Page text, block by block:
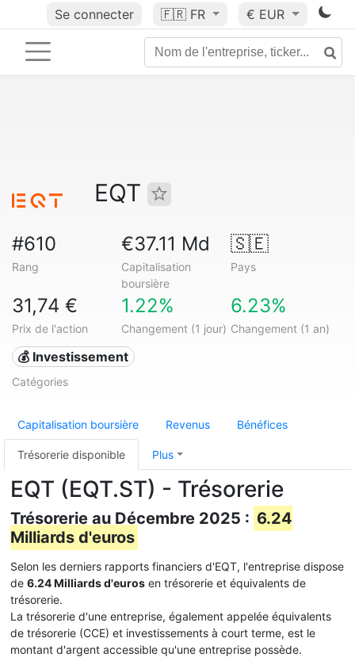
Se connecter 🇫🇷 FR € EUR
EQT
#610
Rang
€37.11 Md
Capitalisation
boursière
🇸🇪
Pays
31,74 €
Prix de l'action
1.22%
Changement (1 jour)
6.23%
Changement (1 an)
💰 Investissement
Catégories
Capitalisation boursière Revenus Bénéfices
Trésorerie disponible Plus
EQT (EQT.ST) - Trésorerie
Trésorerie au Décembre 2025 : 6.24
Milliards d'euros
Selon les derniers rapports financiers d'EQT, l'entreprise dispose
de 6.24 Milliards d'euros en trésorerie et équivalents de
trésorerie.
La trésorerie d'une entreprise, également appelée équivalents
de trésorerie (CCE) et investissements à court terme, est le
montant d'argent accessible qu'une entreprise possède.